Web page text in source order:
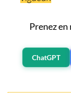
Prenez
ChatGPT